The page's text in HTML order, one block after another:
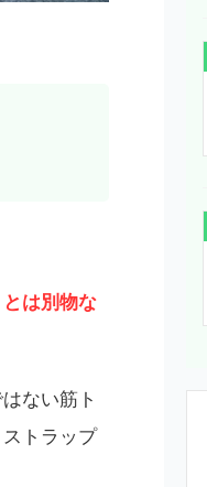
は別物な
ない筋ト
トラップ